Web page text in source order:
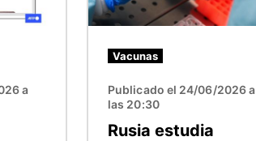
a
Vacunas
Publicado el 24/06/2026 a
las 20:30
Rusia estudia